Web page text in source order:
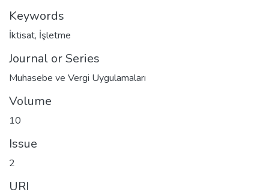
Keywords
İktisat, İşletme
Journal or Series
Muhasebe ve Vergi Uygulamaları
Volume
10
Issue
2
URI